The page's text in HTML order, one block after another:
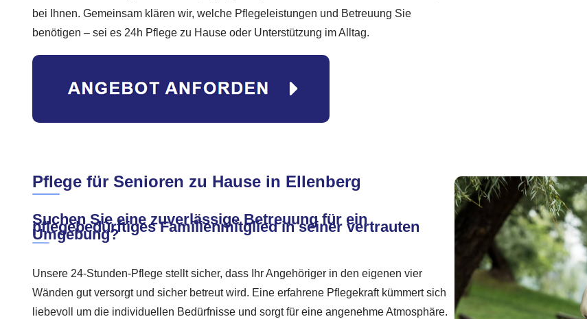
bei Ihnen. Gemeinsam klären wir, welche Pflegeleistungen und Betreuung Sie
benötigen – sei es 24h Pflege zu Hause oder Unterstützung im Alltag.
Pflege für Senioren zu Hause in Ellenberg
Suchen Sie eine zuverlässige Betreuung für ein
pflegebedürftiges Familienmitglied in seiner vertrauten
Umgebung?
Unsere 24-Stunden-Pflege stellt sicher, dass Ihr Angehöriger in den eigenen vier
Wänden gut versorgt und sicher betreut wird. Eine erfahrene Pflegekraft kümmert sich
liebevoll um die individuellen Bedürfnisse und sorgt für eine angenehme Atmosphäre.